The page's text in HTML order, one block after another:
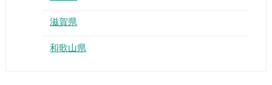
滋賀県
和歌山県